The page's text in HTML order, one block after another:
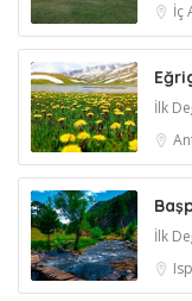
İç
İlk
İlk